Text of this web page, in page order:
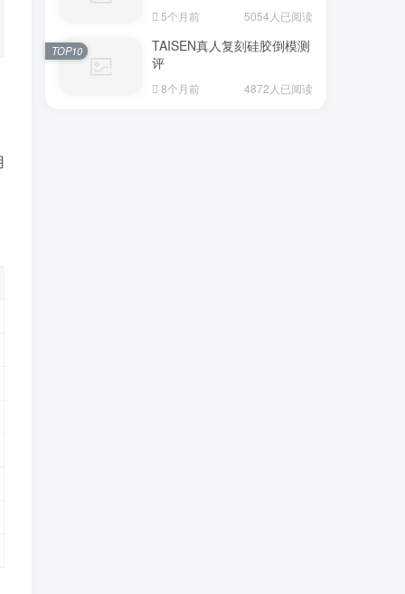
5个月前 5054人已阅读
TAISEN真人复刻硅胶倒模测
评
8个月前 4872人已阅读
TOP10